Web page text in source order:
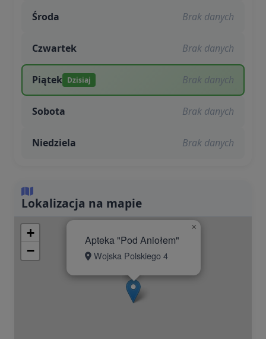
Środa Brak danych
Czwartek Brak danych
Piątek Dzisiaj Brak danych
Sobota Brak danych
Niedziela Brak danych
Lokalizacja na mapie
Apteka "Pod Aniołem"
Wojska Polskiego 4
×
+
−